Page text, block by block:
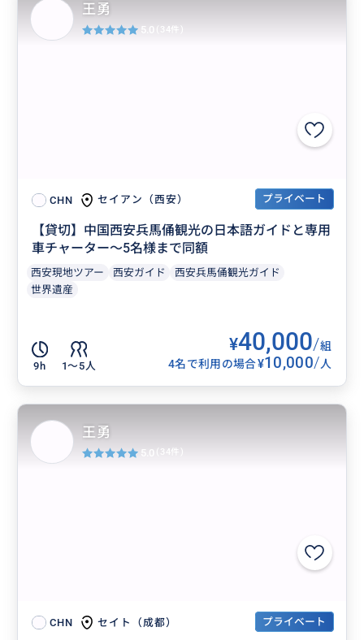
CHN セイアン（西安） プライベート
【貸切】中国西安兵馬俑観光の日本語ガイドと専用
車チャーター～5名様まで同額
西安現地ツアー 西安ガイド
西安兵馬俑観光ガイド
世界遺産
9h 1〜5人
¥40,000/組
4名で利用の場合¥10,000/人
王勇
5.0 (34件)
CHN セイト（成都） プライベート
王勇
5.0 (34件)